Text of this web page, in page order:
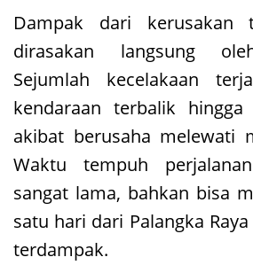
Dampak dari kerusakan
dirasakan langsung
Sejumlah kecelakaan
kendaraan terbalik
akibat berusaha melewati
Waktu tempuh
sangat lama, bahkan bisa
satu hari dari Palangka
terdampak.